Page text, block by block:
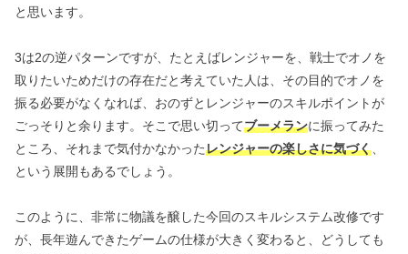
と思います。
3は2の逆パターンですが、たとえばレンジャーを、戦士でオノを
取りたいためだけの存在だと考えていた人は、その目的でオノを
振る必要がなくなれば、おのずとレンジャーのスキルポイントが
ごっそりと余ります。そこで思い切ってブーメランに振ってみた
ところ、それまで気付かなかったレンジャーの楽しさに気づく
という展開もあるでしょう。
このように、非常に物議を醸した今回のスキルシステム改修です
が、長年遊んできたゲームの仕様が大きく変わると、どうしても